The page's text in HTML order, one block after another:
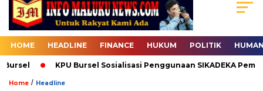
HOME HEADLINE FINANCE HUKUM POLITIK
KPU Bursel Sosialisasi Penggunaan SIKADEKA Pemilu
Home / Headline